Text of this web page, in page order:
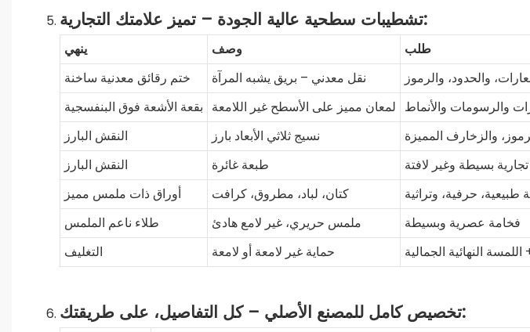
تشطيبات سطحية عالية الجودة – تميز علامتك التجارية:
ينهي وصف
طلب
ختم رقائق معدنية ساخنة
نقل معدني – بريق يشبه المرآة
والحدود، والرموز
بقعة الأشعة فوق البنفسجية لمعان مميز على الأسطح غير اللامعة والرسومات والأنماط
النقش البارز
نسيج ثلاثي الأبعاد بارز
والزخارف المميزة
النقش البارز
طبعة غائرة
بسيطة وغير لافتة
أوراق ذات ملمس مميز
كتان، لباد، مطروق، كرافت
طبيعية، حرفية، وتراثية
طلاء ناعم الملمس
ملمس حريري، غير لامع هادئ
فخامة عصرية وبسيطة
التغليف
حماية غير لامعة أو لامعة اللمسة النهائية الجمالية
تخصيص كامل للمصنع الأصلي – كل التفاصيل، على طريقتك: